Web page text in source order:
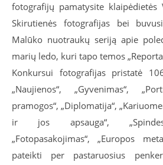
fotografijų pamatysite klaipėdietės
Skirutienės fotografijas bei
Malūko nuotraukų seriją apie
marių ledo, kuri tapo temos
Konkursui fotografijas pristatė
„Naujienos“, „Gyvenimas“,
pramogos“, „Diplomatija“,
ir jos apsauga“,
„Fotopasakojimas“, „Europos
pateikti per pastaruosius